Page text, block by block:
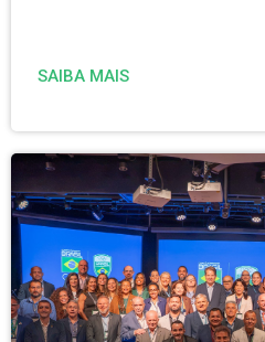
SAIBA MAIS